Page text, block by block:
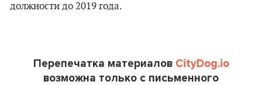
должности до 2019 года.
Перепечатка материалов CityDog.io
возможна только с письменного